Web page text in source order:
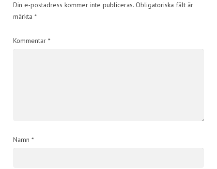
Din e-postadress kommer inte publiceras. Obligatoriska fält är
märkta *
Kommentar *
Namn *